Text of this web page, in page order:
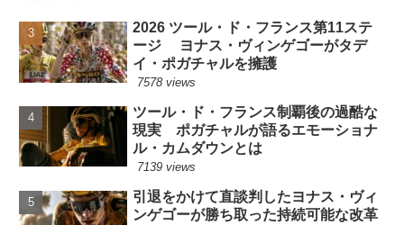
2026 ツール・ド・フランス第11ステ
ージ ヨナス・ヴィンゲゴーがタデ
イ・ポガチャルを擁護
7578 views
ツール・ド・フランス制覇後の過酷な
現実 ポガチャルが語るエモーショナ
ル・カムダウンとは
7139 views
引退をかけて直談判したヨナス・ヴィ
ンゲゴーが勝ち取った持続可能な改革